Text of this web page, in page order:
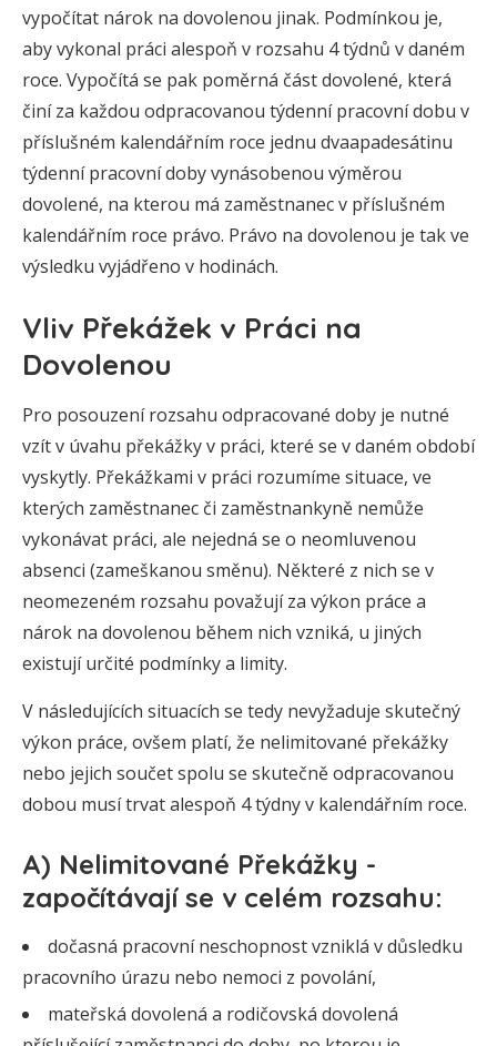
vypočítat nárok na dovolenou jinak. Podmínkou je,
aby vykonal práci alespoň v rozsahu 4 týdnů v daném
roce. Vypočítá se pak poměrná část dovolené, která
činí za každou odpracovanou týdenní pracovní dobu v
příslušném kalendářním roce jednu dvaapadesátinu
týdenní pracovní doby vynásobenou výměrou
dovolené, na kterou má zaměstnanec v příslušném
kalendářním roce právo. Právo na dovolenou je tak ve
výsledku vyjádřeno v hodinách.
Vliv Překážek v Práci na
Dovolenou
Pro posouzení rozsahu odpracované doby je nutné
vzít v úvahu překážky v práci, které se v daném období
vyskytly. Překážkami v práci rozumíme situace, ve
kterých zaměstnanec či zaměstnankyně nemůže
vykonávat práci, ale nejedná se o neomluvenou
absenci (zameškanou směnu). Některé z nich se v
neomezeném rozsahu považují za výkon práce a
nárok na dovolenou během nich vzniká, u jiných
existují určité podmínky a limity.
V následujících situacích se tedy nevyžaduje skutečný
výkon práce, ovšem platí, že nelimitované překážky
nebo jejich součet spolu se skutečně odpracovanou
dobou musí trvat alespoň 4 týdny v kalendářním roce.
A) Nelimitované Překážky -
započítávají se v celém rozsahu:
dočasná pracovní neschopnost vzniklá v důsledku
pracovního úrazu nebo nemoci z povolání,
mateřská dovolená a rodičovská dovolená